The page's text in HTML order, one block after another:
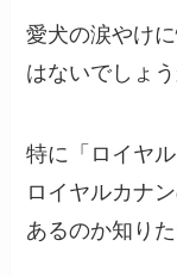
愛犬の涙やけ
はないでしょう
特に「ロイヤ
ロイヤルカナ
あるのか知り